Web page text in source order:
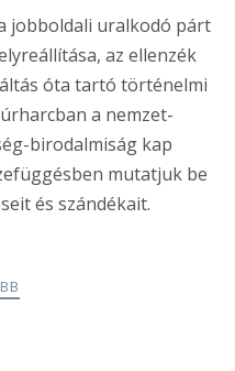
jobboldali uralkodó párt
az ellenzék
óta tartó történelmi
a nemzet-
birodalmiság kap
mutatjuk be
és szándékait.